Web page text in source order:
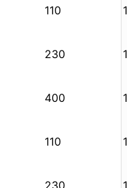
110
230
400
110